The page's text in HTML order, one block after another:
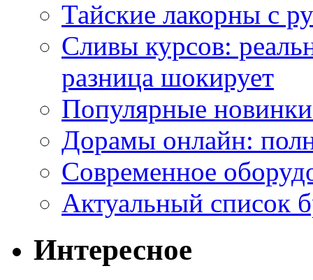
Тайские лакорны с
Сливы курсов:
разница шокирует
Популярные
Дорамы онлайн:
Современное
Актуальный список
Интересное